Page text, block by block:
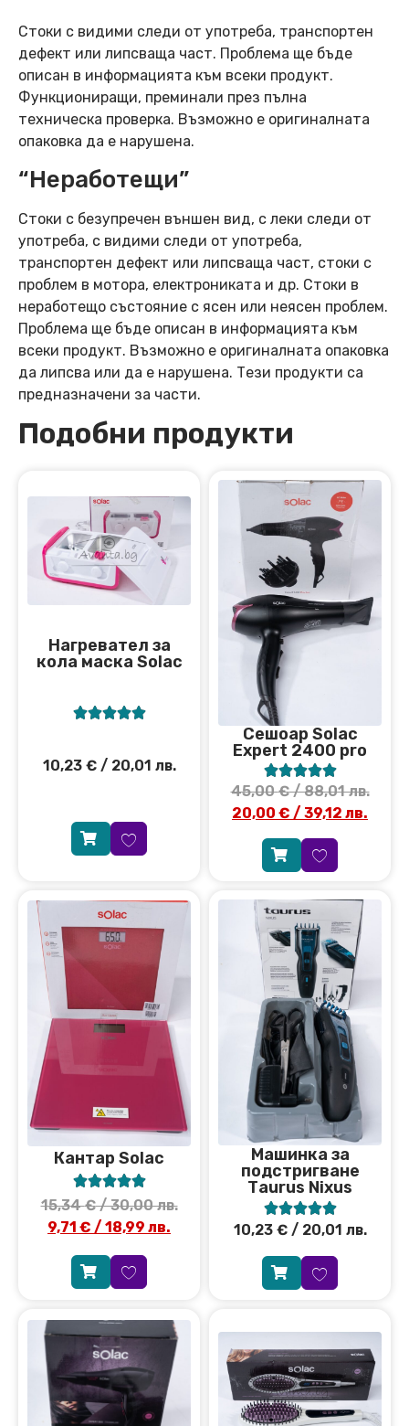
Стоки с видими следи от употреба, транспортен
дефект или липсваща част. Проблема ще бъде
описан в информацията към всеки продукт.
Функциониращи, преминали през пълна
техническа проверка. Възможно е оригиналната
опаковка да е нарушена.
“Неработещи”
Стоки с безупречен външен вид, с леки следи от
употреба, с видими следи от употреба,
транспортен дефект или липсваща част, стоки с
проблем в мотора, електрониката и др. Стоки в
неработещо състояние с ясен или неясен проблем.
Проблема ще бъде описан в информацията към
всеки продукт. Възможно е оригиналната опаковка
да липсва или да е нарушена. Тези продукти са
предназначени за части.
Подобни продукти
Нагревател за
кола маска Solac

10,23 €/ 20,01 лв.
Сешоар Solac
Expert 2400 pro

45,00€/ 88,01 лв.
20,00 € / 39,12 лв.
Кантар Solac

15,34€/ 30,00 лв.
9,71 € / 18,99 лв.
Машинка за
подстригване
Тaurus Nixus

10,23 €/ 20,01 лв.